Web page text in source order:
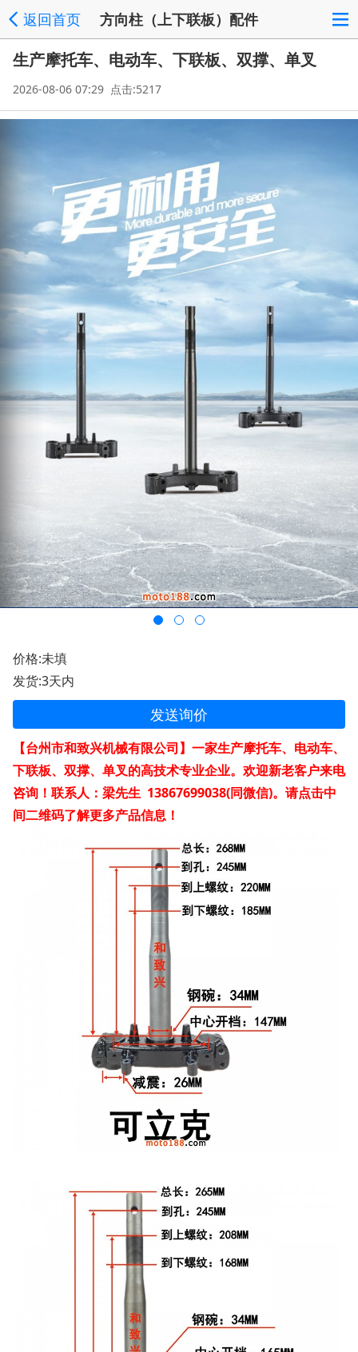
返回首页 方向柱（上下联板）配件
生产摩托车、电动车、下联板、双撑、单叉
2026-08-06 07:29 点击:5217
价格:未填
发货:3天内
发送询价
【台州市和致兴机械有限公司】一家生产摩托车、电动车、
下联板、双撑、单叉的高技术专业企业。欢迎新老客户来电
咨询！联系人：梁先生 13867699038(同微信)。请点击中
间二维码了解更多产品信息！